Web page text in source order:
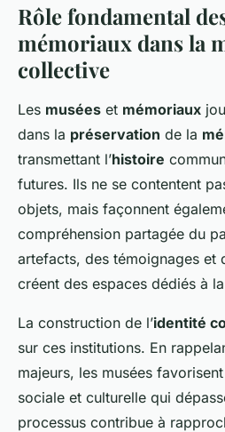
Rôle fondamental
mémoriaux dans la
collective
Les musées et mémoriaux
dans la préservation de la
transmettant l’histoire
futures. Ils ne se contentent
objets, mais façonnent
compréhension partagée du
artefacts, des témoignages et
créent des espaces dédiés à
La construction de l’identité
sur ces institutions. En
majeurs, les musées
sociale et culturelle qui
processus contribue à